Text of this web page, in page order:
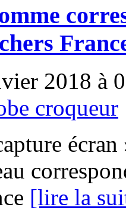
2018 à
croqueur
[lire la